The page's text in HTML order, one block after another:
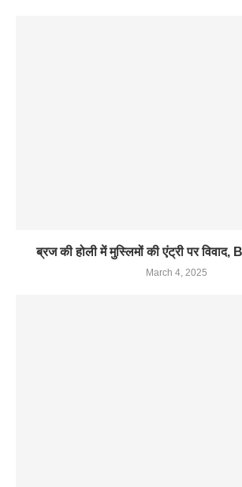
ब्रज की होली में मुस्लिमों की एंट्री पर विवाद,
March 4, 2025